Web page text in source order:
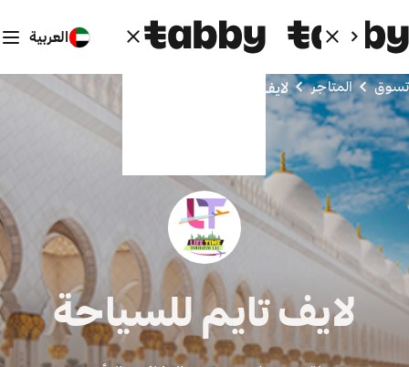
العربية
تسوق المتاجر لايف تايم للسياحة
لايف تايم للسياحة